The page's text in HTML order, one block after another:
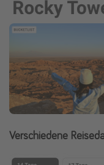
Verschiedene